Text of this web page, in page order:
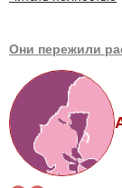
Они пережили